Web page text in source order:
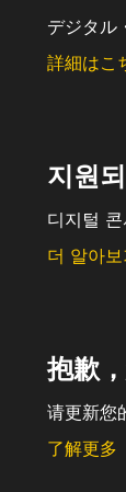
デジタル
詳細はこ
지원
디지털
더 알아보
抱歉
请更新您
了解更多